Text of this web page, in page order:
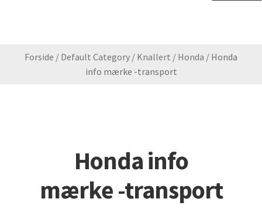
Monteringsvideoer
Benzinmærker
Tilbehør til biler
Forside / Default Category / Knallert / Honda / Honda
info mærke -transport
Honda info
mærke -transport